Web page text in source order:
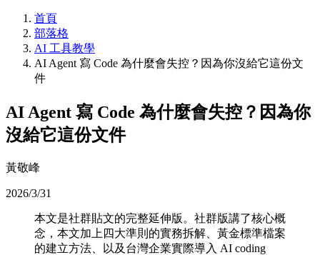
首頁
部落格
AI 工具教學
AI Agent 寫 Code 為什麼會失控？因為你沒給它這份文
件
AI Agent 寫 Code 為什麼會失控？因為你
沒給它這份文件
黃敬峰
2026/3/31
本文是社群貼文的完整延伸版。社群版講了核心概
念，本文加上四大準則的實務拆解、黃金標準檔案
的建立方法、以及台灣企業實際導入 AI coding